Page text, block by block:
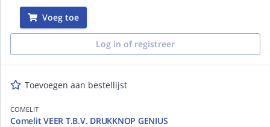
Voeg toe
Log in of registreer
Toevoegen aan bestellijst
COMELIT
Comelit VEER T.B.V. DRUKKNOP GENIUS